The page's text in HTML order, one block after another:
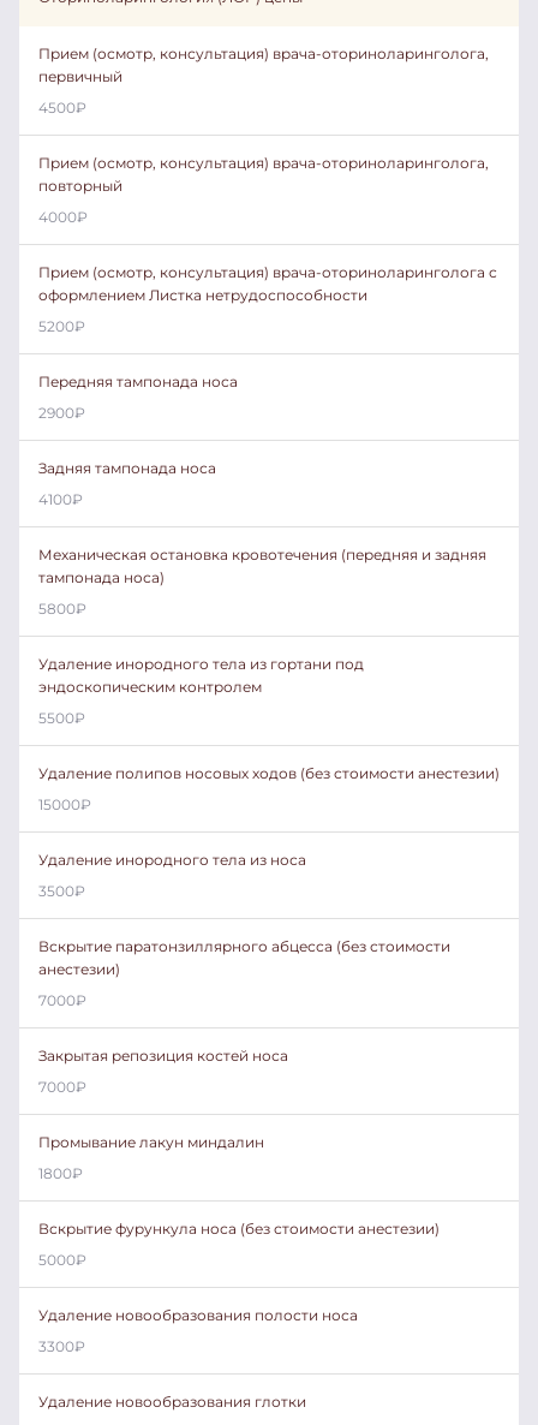
Прием (осмотр, консультация) врача-оториноларинголога,
первичный
4500₽
Прием (осмотр, консультация) врача-оториноларинголога,
повторный
4000₽
Прием (осмотр, консультация) врача-оториноларинголога с
оформлением Листка нетрудоспособности
5200₽
Передняя тампонада носа
2900₽
Задняя тампонада носа
4100₽
Механическая остановка кровотечения (передняя и задняя
тампонада носа)
5800₽
Удаление инородного тела из гортани под
эндоскопическим контролем
5500₽
Удаление полипов носовых ходов (без стоимости анестезии)
15000₽
Удаление инородного тела из носа
3500₽
Вскрытие паратонзиллярного абцесса (без стоимости
анестезии)
7000₽
Закрытая репозиция костей носа
7000₽
Промывание лакун миндалин
1800₽
Вскрытие фурункула носа (без стоимости анестезии)
5000₽
Удаление новообразования полости носа
3300₽
Удаление новообразования глотки